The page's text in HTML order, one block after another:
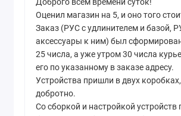
Оценил магазин на 5, и оно того
Заказ (РУС с удлинителем и базой,
аксессуары к ним) был
25 числа, а уже утром 30 числа
его по указанному в заказе адресу.
Устройства пришли в двух
добротно.
Со сборкой и настройкой устройств